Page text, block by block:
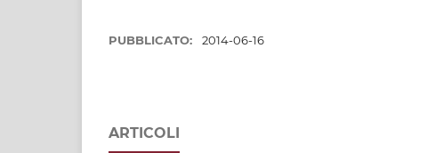
PUBBLICATO: 2014-06-16
ARTICOLI